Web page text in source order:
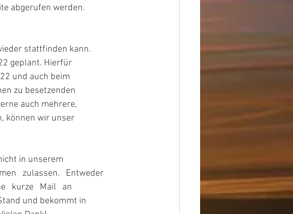
abgerufen werden.
stattfinden kann.
geplant. Hierfür
und auch beim
zu besetzenden
auch mehrere,
können wir unser
in unserem
zulassen.   Entweder
kurze   Mail   an
und bekommt in